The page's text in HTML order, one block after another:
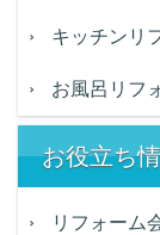
キッチンリ
お風呂リフ
お役立ち
リフォーム